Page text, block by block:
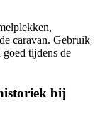
caravan. Gebruik
goed tijdens de
bij